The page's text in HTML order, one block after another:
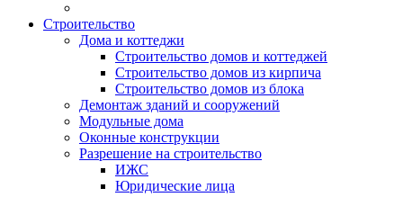
Строительство
Дома и коттеджи
Строительство домов и коттеджей
Строительство домов из кирпича
Строительство домов из блока
Демонтаж зданий и сооружений
Модульные дома
Оконные конструкции
Разрешение на строительство
ИЖС
Юридические лица